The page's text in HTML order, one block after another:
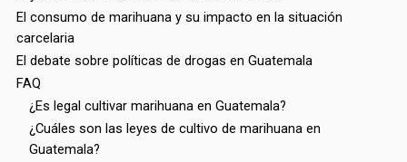
El consumo de marihuana y su impacto en la situación
carcelaria
El debate sobre políticas de drogas en Guatemala
FAQ
¿Es legal cultivar marihuana en Guatemala?
¿Cuáles son las leyes de cultivo de marihuana en
Guatemala?